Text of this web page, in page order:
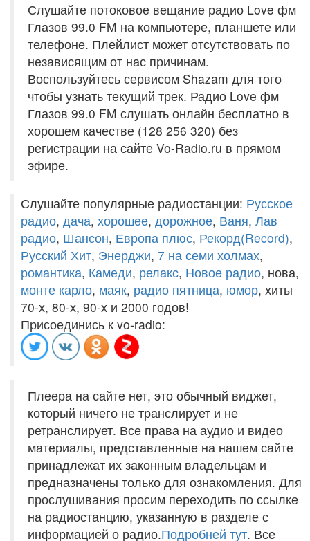
Слушайте потоковое вещание радио Love фм
Глазов 99.0 FM на компьютере, планшете или
телефоне. Плейлист может отсутствовать по
независящим от нас причинам.
Воспользуйтесь сервисом Shazam для того
чтобы узнать текущий трек. Радио Love фм
Глазов 99.0 FM слушать онлайн бесплатно в
хорошем качестве (128 256 320) без
регистрации на сайте Vo-Radio.ru в прямом
эфире.
Слушайте популярные радиостанции: Русское
радио, дача, хорошее, дорожное, Ваня, Лав
радио, Шансон, Европа плюс, Рекорд(Record),
Русский Хит, Энерджи, 7 на семи холмах,
романтика, Камеди, релакс, Новое радио, нова,
монте карло, маяк, радио пятница, юмор, хиты
70-х, 80-х, 90-х и 2000 годов!
Присоединись к vo-radio:
Плеера на сайте нет, это обычный виджет,
который ничего не транслирует и не
ретранслирует. Все права на аудио и видео
материалы, представленные на нашем сайте
принадлежат их законным владельцам и
предназначены только для ознакомления. Для
прослушивания просим переходить по ссылке
на радиостанцию, указанную в разделе с
информацией о радио.Подробней тут. Все